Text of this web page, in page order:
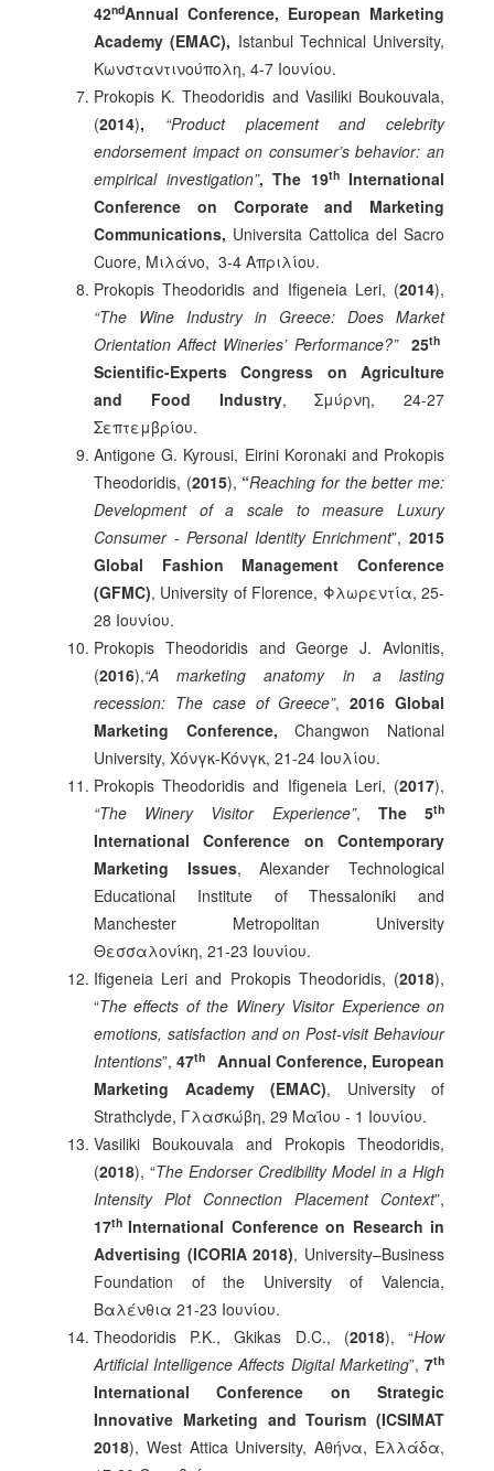
42ndAnnual Conference, European Marketing
Academy (EMAC), Istanbul Technical University,
Κωνσταντινούπολη, 4-7 Ιουνίου.
Prokopis K. Theodoridis and Vasiliki Boukouvala,
(2014), “Product placement and celebrity
endorsement impact on consumer’s behavior: an
empirical investigation”, The 19thInternational
Conference on Corporate and Marketing
Communications, Universita Cattolica del Sacro
Cuore, Μιλάνο, 3-4 Απριλίου.
Prokopis Theodoridis and Ifigeneia Leri, (2014),
“The Wine Industry in Greece: Does Market
Orientation Affect Wineries’ Performance?”
25th
Scientific-Experts Congress on Agriculture
and Food Industry, Σμύρνη, 24-27
Σεπτεμβρίου.
Antigone G. Kyrousi, Eirini Koronaki and Prokopis
Theodoridis, (2015), “Reaching for the better me:
Development of a scale to measure Luxury
Consumer - Personal Identity Enrichment”,2015
Global Fashion Management Conference
(GFMC), University of Florence, Φλωρεντία, 25-
28 Ιουνίου.
Prokopis Theodoridis and George J. Avlonitis,
(2016),“A marketing anatomy in a lasting
recession: The case of Greece”,2016 Global
Marketing Conference,Changwon National
University, Χόνγκ-Κόνγκ, 21-24 Ιουλίου.
Prokopis Theodoridis and Ifigeneia Leri, (2017),
“The Winery Visitor Experience”, The 5th
International Conference on Contemporary
Marketing Issues, Alexander Technological
Educational Institute of Thessaloniki and
Manchester Metropolitan University
Θεσσαλονίκη, 21-23 Ιουνίου.
Ifigeneia Leri and Prokopis Theodoridis, (2018),
“The effects of the Winery Visitor Experience on
emotions, satisfaction and on Post-visit Behaviour
Intentions”, 47th
Annual Conference, European
Marketing Academy (EMAC), University of
Strathclyde, Γλασκώβη, 29 Μαΐου - 1 Ιουνίου.
Vasiliki Boukouvala and Prokopis Theodoridis,
(2018), “The Endorser Credibility Model in a High
Intensity Plot Connection Placement Context”,
17thInternational Conference on Research in
Advertising (ICORIA 2018), University–Business
Foundation of the University of Valencia,
Βαλένθια 21-23 Ιουνίου.
Theodoridis P.K., Gkikas D.C., (2018), “How
Artificial Intelligence Affects Digital Marketing”,7th
International Conference on Strategic
Innovative Marketing and Tourism (ICSIMAT
2018), West Attica University, Αθήνα, Ελλάδα,